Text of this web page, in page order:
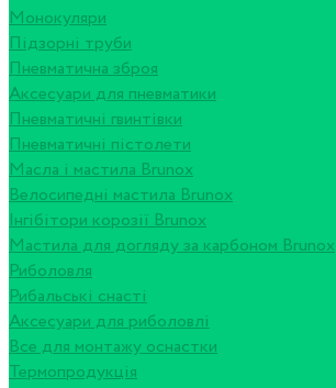
Монокуляри
Підзорні труби
Пневматична зброя
Аксесуари для пневматики
Пневматичні гвинтівки
Пневматичні пістолети
Масла і мастила Brunox
Велосипедні мастила Brunox
Інгібітори корозії Brunox
Мастила для догляду за карбоном Brunox
Риболовля
Рибальські снасті
Аксесуари для риболовлі
Все для монтажу оснастки
Термопродукція